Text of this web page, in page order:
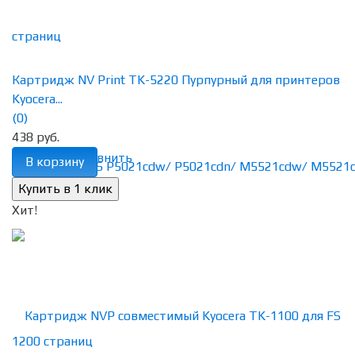
избранное сравнить
Картридж NV Print TK-5220 Пурпурный для принтеров
Kyocera...
(0)
438 руб.
В корзину
Хит!